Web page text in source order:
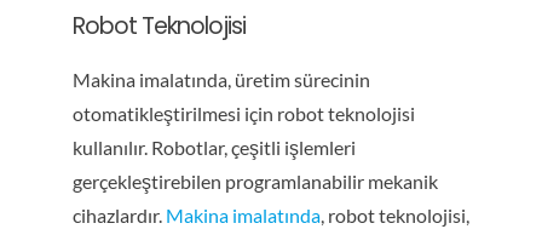
Robot Teknolojisi
Makina imalatında, üretim sürecinin
otomatikleştirilmesi için robot teknolojisi
kullanılır. Robotlar, çeşitli işlemleri
gerçekleştirebilen programlanabilir mekanik
cihazlardır. Makina imalatında, robot teknolojisi,